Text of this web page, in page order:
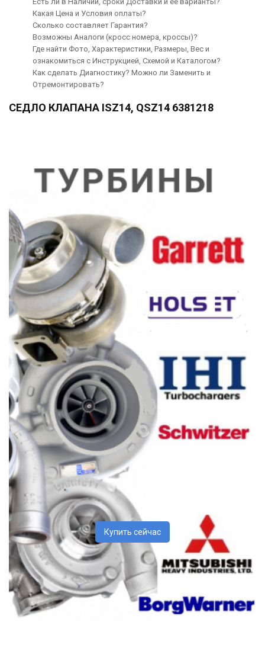
Какая Цена и Условия оплаты?
Сколько составляет Гарантия?
Возможны Аналоги (кросс номера, кроссы)?
Где найти Фото, Характеристики, Размеры, Вес и
ознакомиться с Инструкцией, Схемой и Каталогом?
Как сделать Диагностику? Можно ли Заменить и
Отремонтировать?
СЕДЛО КЛАПАНА ISZ14, QSZ14 6381218
Купить сейчас